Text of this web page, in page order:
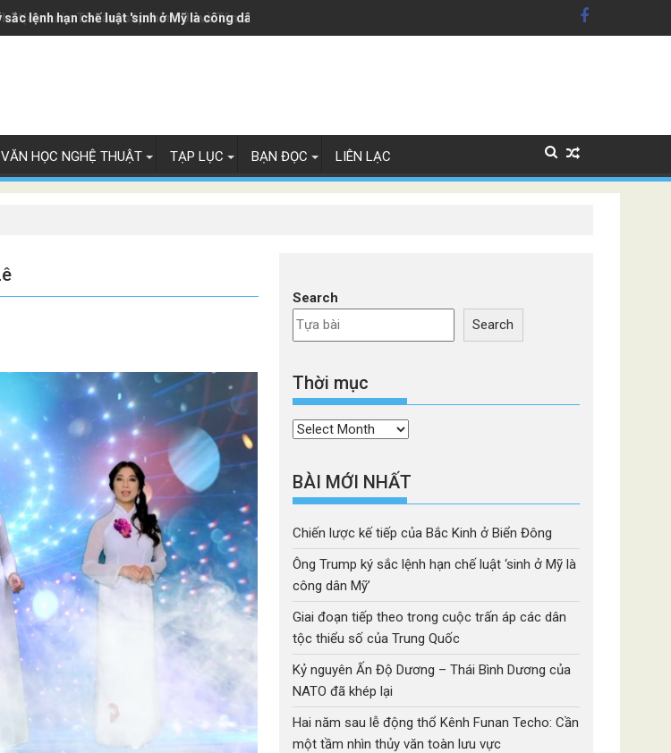
lệnh hạn chế luật 'sinh ở Mỹ là công dân Mỹ'
tịch nước Tô Lâm sắp thăm Úc và Tân Lây Lan
VĂN HỌC NGHỆ THUẬT TẠP LỤC BẠN ĐỌC LIÊN LẠC
Search
Search
Thời mục
Thời
BÀI MỚI NHẤT
Chiến lược kế tiếp của Bắc Kinh ở Biển Đông
Ông Trump ký sắc lệnh hạn chế luật ‘sinh ở Mỹ là
công dân Mỹ’
Giai đoạn tiếp theo trong cuộc trấn áp các dân
tộc thiểu số của Trung Quốc
Kỷ nguyên Ấn Độ Dương – Thái Bình Dương của
NATO đã khép lại
Hai năm sau lễ động thổ Kênh Funan Techo: Cần
một tầm nhìn thủy văn toàn lưu vực